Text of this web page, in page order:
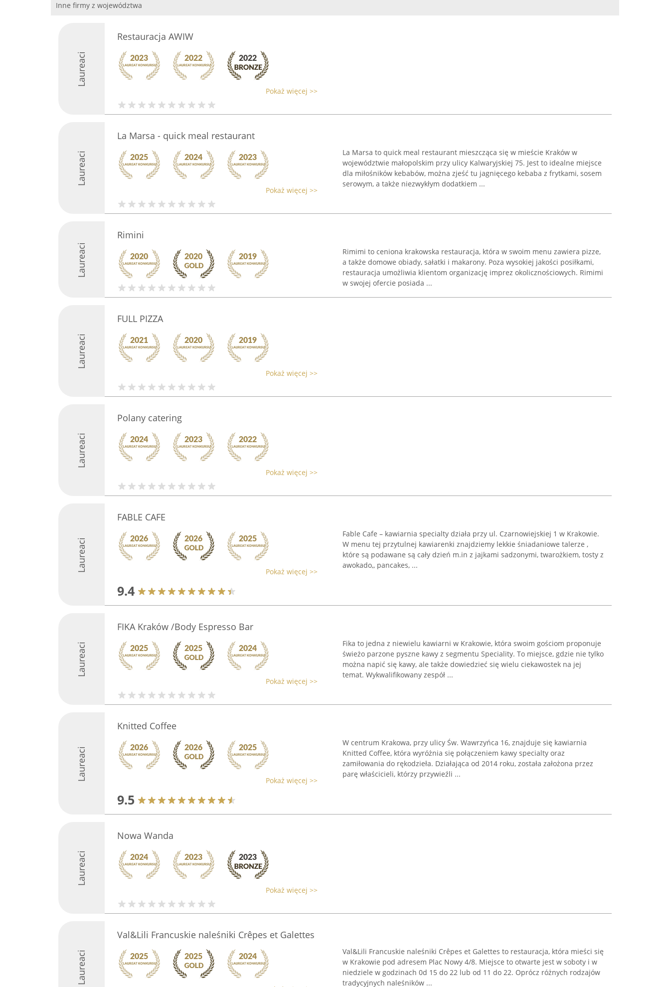
Inne firmy z województwa
Laureaci
Restauracja AWIW
Pokaż więcej >>
Laureaci
La Marsa - quick meal restaurant
Pokaż więcej >>
La Marsa to quick meal restaurant mieszcząca się w mieście Kraków w
województwie małopolskim przy ulicy Kalwaryjskiej 75. Jest to idealne miejsce
dla miłośników kebabów, można zjeść tu jagnięcego kebaba z frytkami, sosem
serowym, a także niezwykłym dodatkiem ...
Laureaci
Rimini
Rimimi to ceniona krakowska restauracja, która w swoim menu zawiera pizze,
a także domowe obiady, sałatki i makarony. Poza wysokiej jakości posiłkami,
restauracja umożliwia klientom organizację imprez okolicznościowych. Rimimi
w swojej ofercie posiada ...
Laureaci
FULL PIZZA
Pokaż więcej >>
Laureaci
Polany catering
Pokaż więcej >>
Laureaci
FABLE CAFE
Pokaż więcej >>
9.4
Fable Cafe – kawiarnia specialty działa przy ul. Czarnowiejskiej 1 w Krakowie.
W menu tej przytulnej kawiarenki znajdziemy lekkie śniadaniowe talerze ,
które są podawane są cały dzień m.in z jajkami sadzonymi, twarożkiem, tosty z
awokado,, pancakes, ...
Laureaci
FIKA Kraków /Body Espresso Bar
Pokaż więcej >>
Fika to jedna z niewielu kawiarni w Krakowie, która swoim gościom proponuje
świeżo parzone pyszne kawy z segmentu Speciality. To miejsce, gdzie nie tylko
można napić się kawy, ale także dowiedzieć się wielu ciekawostek na jej
temat. Wykwalifikowany zespół ...
Laureaci
Knitted Coffee
Pokaż więcej >>
9.5
W centrum Krakowa, przy ulicy Św. Wawrzyńca 16, znajduje się kawiarnia
Knitted Coffee, która wyróżnia się połączeniem kawy specialty oraz
zamiłowania do rękodzieła. Działająca od 2014 roku, została założona przez
parę właścicieli, którzy przywieźli ...
Laureaci
Nowa Wanda
Pokaż więcej >>
Laureaci
Val&Lili Francuskie naleśniki Crêpes et Galettes
Val&Lili Francuskie naleśniki Crêpes et Galettes to restauracja, która mieści się
w Krakowie pod adresem Plac Nowy 4/8. Miejsce to otwarte jest w soboty i w
niedziele w godzinach 0d 15 do 22 lub od 11 do 22. Oprócz różnych rodzajów
tradycyjnych naleśników ...